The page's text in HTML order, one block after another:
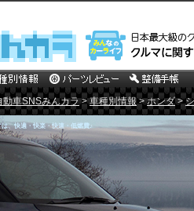
動車SNSみんカラ>車種別情報>ホンダ>
は、快適・快楽・快速・低燃費♪